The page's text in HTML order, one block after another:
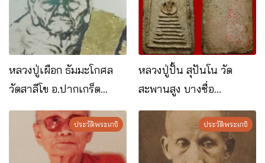
หลวงปู่เผือก ธัมมะโกศล
วัดสาลีโข อ.ปากเกร็ด
จ.นนทบุรี
หลวงปู่ปั้น สุปันโน วัด
สะพานสูง บางซื่อ
กรุงเทพฯ
ประวัติพระเกจิ ประวัติพระเกจิ